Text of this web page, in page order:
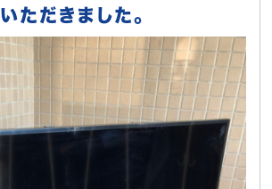
いただきました。